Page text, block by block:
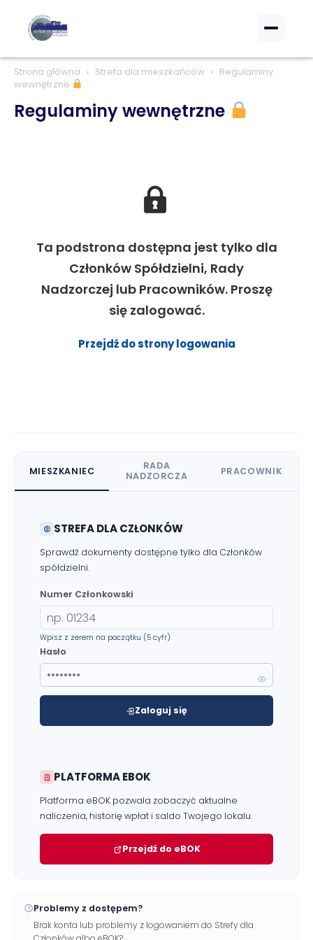
Strona główna Strefa dla mieszkańców
Regulaminy
wewnętrzne
Regulaminy wewnętrzne
Ta podstrona dostępna jest tylko dla
Członków Spółdzielni, Rady
Nadzorczej lub Pracowników. Proszę
się zalogować.
Przejdź do strony logowania
MIESZKANIEC
RADA
NADZORCZA
PRACOWNIK
STREFA DLA CZŁONKÓW
Sprawdź dokumenty dostępne tylko dla Członków
spółdzielni.
Numer Członkowski
Wpisz z zerem na początku (5 cyfr)
Hasło
Zaloguj się
PLATFORMA EBOK
Platforma eBOK pozwala zobaczyć aktualne
naliczenia, historię wpłat i saldo Twojego lokalu.
Przejdź do eBOK
Problemy z dostępem?
Brak konta lub problemy z logowaniem do Strefy dla
Zgłoś problem lub uwagę
zaproponować ulepszenia.
Awarie w blokachzgłaszaj telefonicznie.